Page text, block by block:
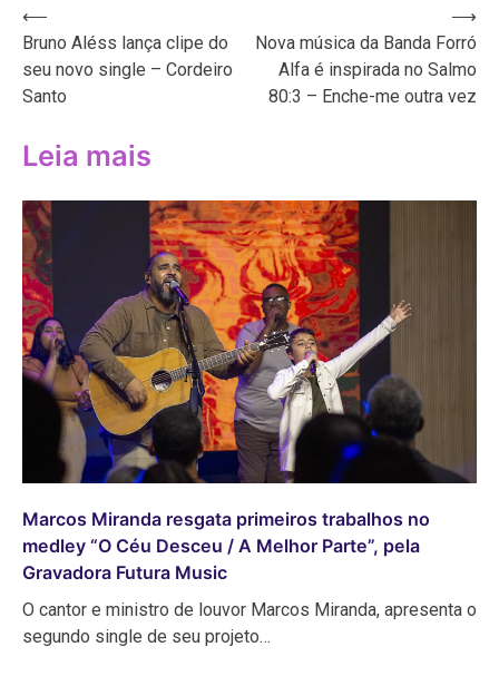
Navegação
de
Post
⟵
Bruno Aléss lança clipe do
seu novo single – Cordeiro
Santo
Nova música da Banda Forró
Alfa é inspirada no Salmo
80:3 – Enche-me outra vez
⟶
Leia mais
Marcos Miranda resgata primeiros trabalhos no
medley “O Céu Desceu / A Melhor Parte”, pela
Gravadora Futura Music
O cantor e ministro de louvor Marcos Miranda, apresenta o
segundo single de seu projeto…